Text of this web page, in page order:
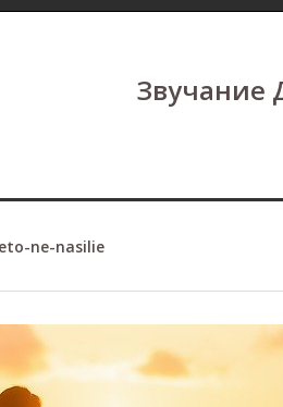
Звучание
ne-nasilie